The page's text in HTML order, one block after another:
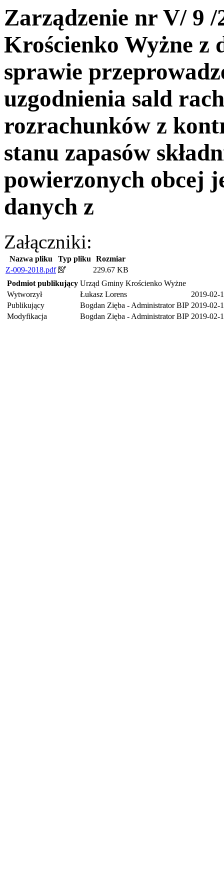
Zarządzenie nr V/ 9
Krościenko Wyżne z
sprawie
uzgodnienia sald
rozrachunków z
stanu zapasów
powierzonych obcej
danych z
Załączniki:
Nazwa pliku Typ pliku Rozmiar
Z-009-2018.pdf
229.67 KB
Podmiot publikujący Urząd Gminy Krościenko Wyżne
Wytworzył
Łukasz Lorens
2019-02-
Publikujący
Bogdan Zięba - Administrator BIP 2019-02-
Modyfikacja
Bogdan Zięba - Administrator BIP 2019-02-